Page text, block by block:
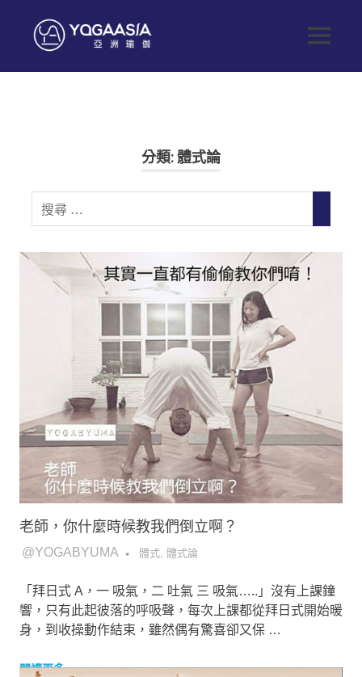
content
Asia
洲
瑜
伽
康
MENU
分類: 體式論
Search
for:
老師，你什麼時候教我們倒立啊？
2021-10-31
@YOGABYUMA 體式, 體式論
「拜日式 A，一 吸氣，二 吐氣 三 吸氣…..」沒有上課鐘
響，只有此起彼落的呼吸聲，每次上課都從拜日式開始暖
身，到收操動作結束，雖然偶有驚喜卻又保 …
閱讀更多...